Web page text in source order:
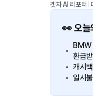
겟차 AI 리포터
👀 오늘
BMW
환급
캐시
일시